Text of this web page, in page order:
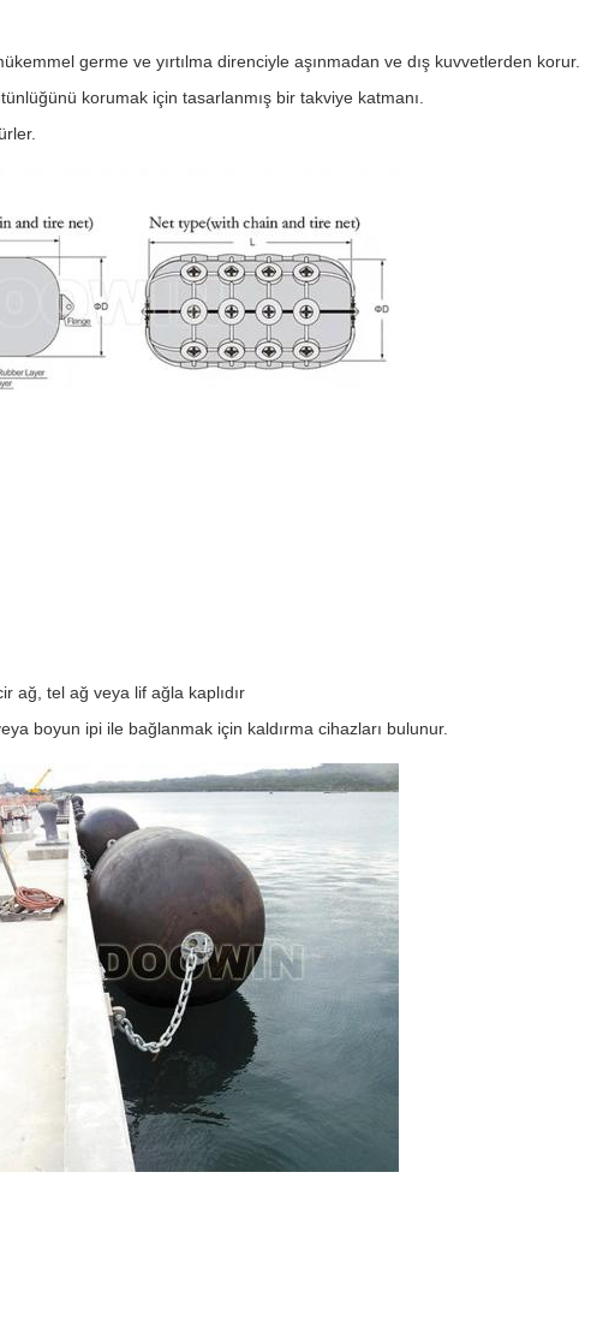
germe ve yırtılma direnciyle aşınmadan ve dış kuvvetlerden korur.
korumak için tasarlanmış bir takviye katmanı.
ağ, tel ağ veya lif ağla kaplıdır
boyun ipi ile bağlanmak için kaldırma cihazları bulunur.